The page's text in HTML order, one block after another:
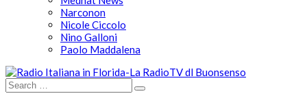
Narconon
Nicole Ciccolo
Nino Galloni
Paolo Maddalena